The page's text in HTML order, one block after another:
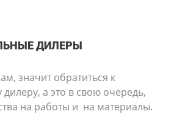
ДИЛЕРЫ
значит обратиться к
а это в свою очередь,
на работы и на материалы.